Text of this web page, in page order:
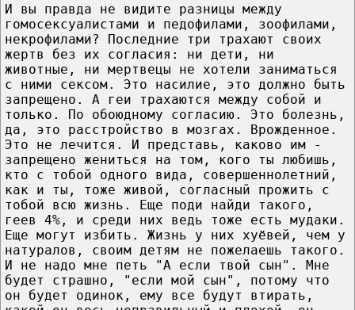
И вы правда не видите разницы между
гомосексуалистами и педофилами, зоофилами,
некрофилами? Последние три трахают своих
жертв без их согласия: ни дети, ни
животные, ни мертвецы не хотели заниматься
с ними сексом. Это насилие, это должно быть
запрещено. А геи трахаются между собой и
только. По обоюдному согласию. Это болезнь,
да, это расстройство в мозгах. Врожденное.
Это не лечится. И представь, каково им -
запрещено жениться на том, кого ты любишь,
кто с тобой одного вида, совершеннолетний,
как и ты, тоже живой, согласный прожить с
тобой всю жизнь. Еще поди найди такого,
геев 4%, и среди них ведь тоже есть мудаки.
Еще могут избить. Жизнь у них хуёвей, чем у
натуралов, своим детям не пожелаешь такого.
И не надо мне петь "А если твой сын". Мне
будет страшно, "если мой сын", потому что
он будет одинок, ему все будут втирать,